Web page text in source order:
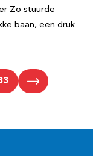
Zo stuurde
baan, een druk